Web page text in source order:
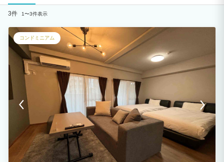
3件 1〜3件表示
コンドミニアム